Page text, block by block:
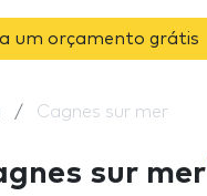
um orçamento grátis
Cagnes sur mer
sur mer